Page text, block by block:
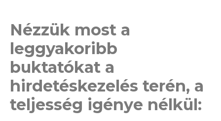
Nézzük most a
leggyakoribb
buktatókat a
hirdetéskezelés terén, a
teljesség igénye nélkül: